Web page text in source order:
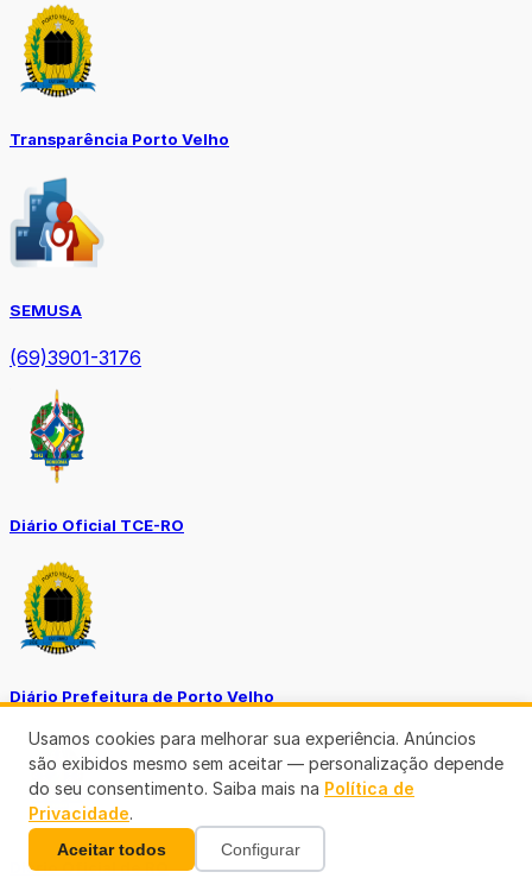
Transparência Porto Velho
SEMUSA
(69)3901-3176
Diário Oficial TCE-RO
Diário Prefeitura de Porto Velho
Diário Oficial de RO
Usamos cookies para melhorar sua experiência. Anúncios
são exibidos mesmo sem aceitar — personalização depende
do seu consentimento. Saiba mais na Política de
Privacidade.
Aceitar todos Configurar